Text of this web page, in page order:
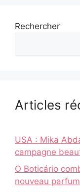
Rechercher
Articles
USA : Mika
campagne
O Boticário
nouveau